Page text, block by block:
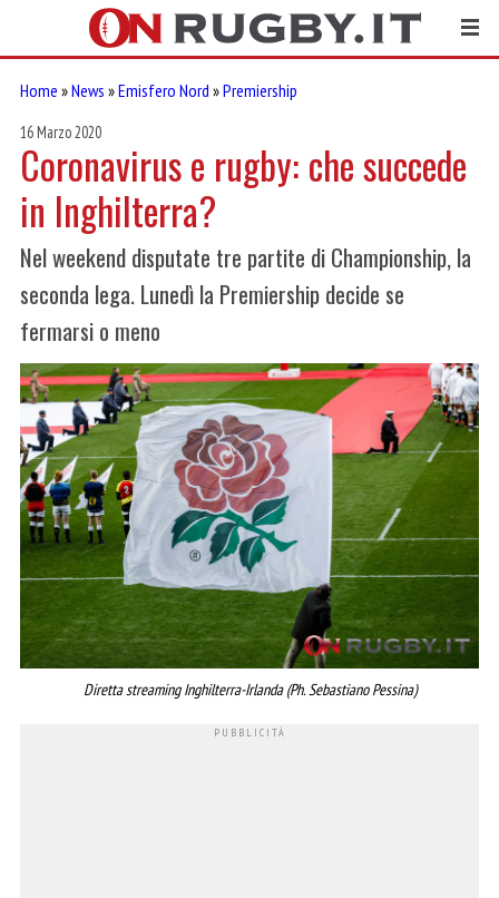
Home »News »Emisfero Nord »Premiership
16 Marzo 2020
Coronavirus e rugby: che succede
in Inghilterra?
Nel weekend disputate tre partite di Championship, la
seconda lega. Lunedì la Premiership decide se
fermarsi o meno
Diretta streaming Inghilterra-Irlanda (Ph. Sebastiano Pessina)